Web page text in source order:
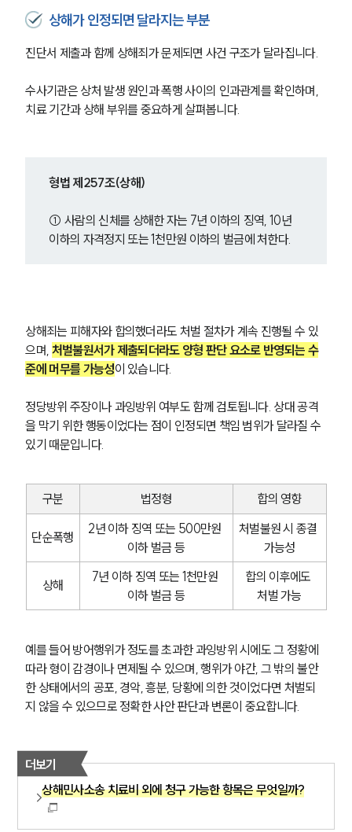
상해가 인정되면 달라지는 부분
진단서 제출과 함께 상해죄가 문제되면 사건 구조가 달라집니다.
수사기관은 상처 발생 원인과 폭행 사이의 인과관계를 확인하며,
치료 기간과 상해 부위를 중요하게 살펴봅니다.
형법 제257조(상해)
① 사람의 신체를 상해한 자는 7년 이하의 징역, 10년
이하의 자격정지 또는 1천만원 이하의 벌금에 처한다.
상해죄는 피해자와 합의했더라도 처벌 절차가 계속 진행될 수 있
으며, 처벌불원서가 제출되더라도 양형 판단 요소로 반영되는 수
준에 머무를 가능성이 있습니다.
정당방위 주장이나 과잉방위 여부도 함께 검토됩니다. 상대 공격
을 막기 위한 행동이었다는 점이 인정되면 책임 범위가 달라질 수
있기 때문입니다.
구분 법정형 합의 영향
단순폭행
2년 이하 징역 또는 500만원
이하 벌금 등
처벌불원 시 종결
가능성
상해
7년 이하 징역 또는 1천만원
이하 벌금 등
합의 이후에도
처벌 가능
예를 들어 방어행위가 정도를 초과한 과잉방위 시에도 그 정황에
따라 형이 감경이나 면제될 수 있으며, 행위가 야간, 그 밖의 불안
한 상태에서의 공포, 경악, 흥분, 당황에 의한 것이었다면 처벌되
지 않을 수 있으므로 정확한 사안 판단과 변론이 중요합니다.
더보기
상해민사소송 치료비 외에 청구 가능한 항목은 무엇일까?